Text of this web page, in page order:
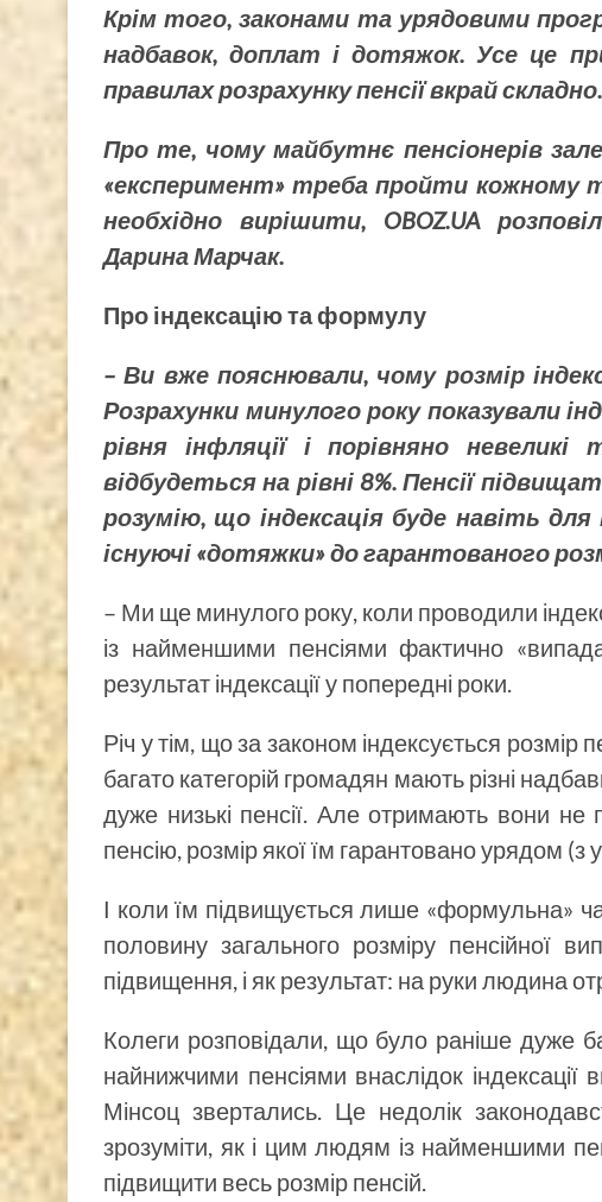
Крім того, законами та урядовими
надбавок, доплат і дотяжок. Усе це
правилах розрахунку пенсії вкрай складно.
Про те, чому майбутнє пенсіонерів
«експеримент» треба пройти кожному
необхідно вирішити, OBOZ.UA
Дарина Марчак.
Про індексацію та формулу
– Ви вже пояснювали, чому розмір
Розрахунки минулого року показували
рівня інфляції і порівняно
відбудеться на рівні 8%. Пенсії
розумію, що індексація буде навіть
існуючі «дотяжки» до гарантованого
– Ми ще минулого року, коли проводили
із найменшими пенсіями фактично
результат індексації у попередні роки.
Річ у тім, що за законом індексується
багато категорій громадян мають різні
дуже низькі пенсії. Але отримають вони
пенсію, розмір якої їм гарантовано урядом
І коли їм підвищується лише «формульна»
половину загального розміру пенсійної
підвищення, і як результат: на руки людина
Колеги розповідали, що було раніше дуже
найнижчими пенсіями внаслідок
Мінсоц звертались. Це недолік
зрозуміти, як і цим людям із найменшими
підвищити весь розмір пенсій.